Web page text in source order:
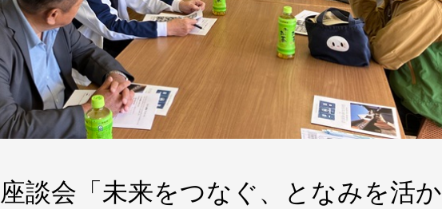
談会「未来をつなぐ、となみを活か